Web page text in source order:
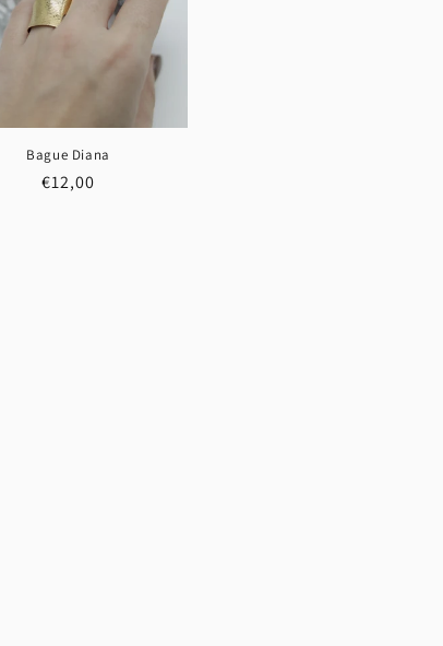
Bague Diana
Prix
€12,00